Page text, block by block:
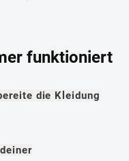
funktioniert
die Kleidung